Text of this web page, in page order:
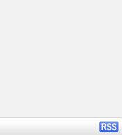
详细内容